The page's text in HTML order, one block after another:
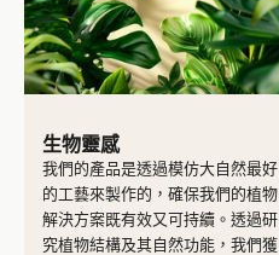
生物靈感
我們的產品是透過模仿大自然最好
的工藝來製作的，確保我們的植物
解決方案既有效又可持續。透過研
究植物結構及其自然功能，我們獲